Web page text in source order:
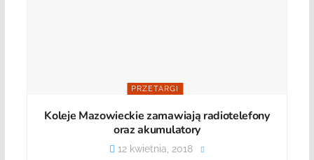
PRZETARGI
Koleje Mazowieckie zamawiają radiotelefony
oraz akumulatory
12 kwietnia, 2018